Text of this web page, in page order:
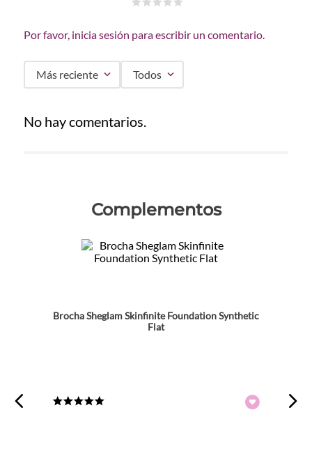
Por favor, inicia sesión para escribir un comentario.
Más reciente Todos
No hay comentarios.
Complementos
Brocha Sheglam Skinfinite Foundation Synthetic
Flat